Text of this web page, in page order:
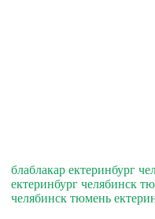
блаблакар ектеринбург
ектеринбург челябинск
челябинск тюмень